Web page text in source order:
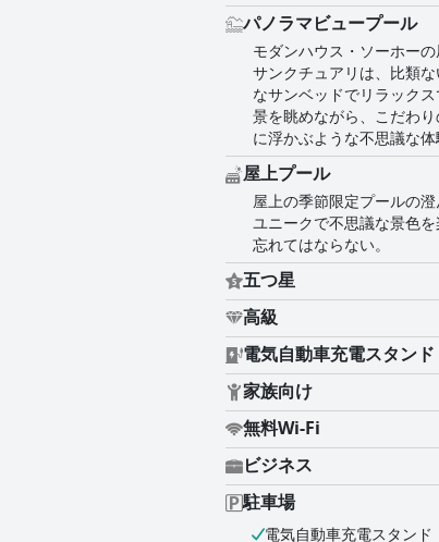
パノラマビュープール
モダンハウス・ソーホー
サンクチュアリは、比類
なサンベッドでリラック
景を眺めながら、こだわ
に浮かぶような不思議な体
屋上プール
屋上の季節限定プールの
ユニークで不思議な景色
忘れてはならない。
五つ星
高級
電気自動車充電スタンド
家族向け
無料Wi-Fi
ビジネス
駐車場
電気自動車充電スタンド